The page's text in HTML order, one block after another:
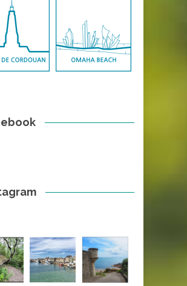
Ancienne batterie
des Chiens Perrins
a depuis été totalement
oubliée et il n'en reste...